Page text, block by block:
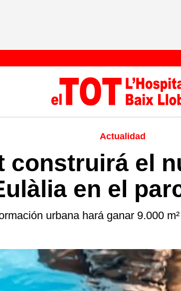
Actualidad
construirá el
en el
urbana hará ganar 9.000